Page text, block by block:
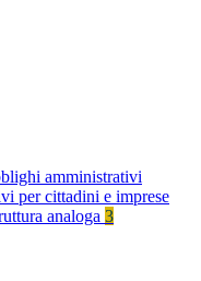
amministrativi
per cittadini e imprese
analoga 3